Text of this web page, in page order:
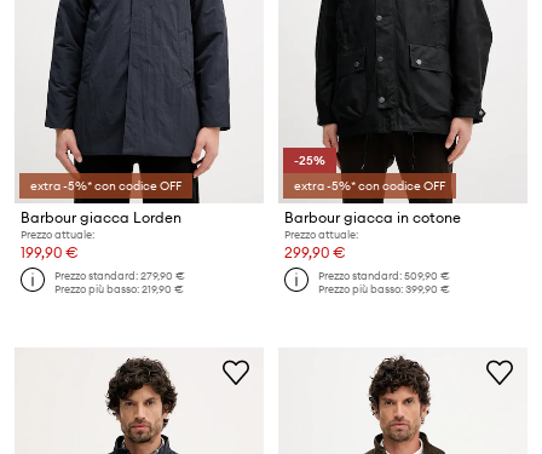
extra -5%* con codice OFF
Barbour giacca Lorden
Prezzo attuale:
199,90 €
Prezzo standard:279,90 €
Prezzo più basso:219,90 €
-25%
extra -5%* con codice OFF
Barbour giacca in cotone
Prezzo attuale:
299,90 €
Prezzo standard:509,90 €
Prezzo più basso:399,90 €